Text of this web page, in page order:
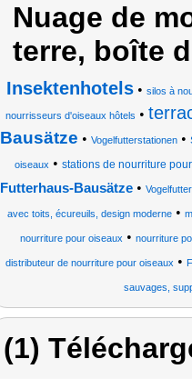
Nuage de
terre, boîte
Insektenhotels• silos à
nourrisseurs d'oiseaux hôtels •
Bausätze • Vogelfutterstationen •
oiseaux • stations de nourriture
Futterhaus-Bausätze•
avec toits, écureuils, design moderne•
nourriture pour oiseaux • nourriture
distributeur de nourriture pour oiseaux •
sauvages,
(1)